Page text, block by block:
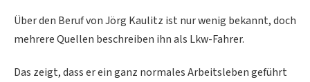
Über den Beruf von Jörg Kaulitz ist nur wenig bekannt, doch
mehrere Quellen beschreiben ihn als Lkw-Fahrer.
Das zeigt, dass er ein ganz normales Arbeitsleben geführt